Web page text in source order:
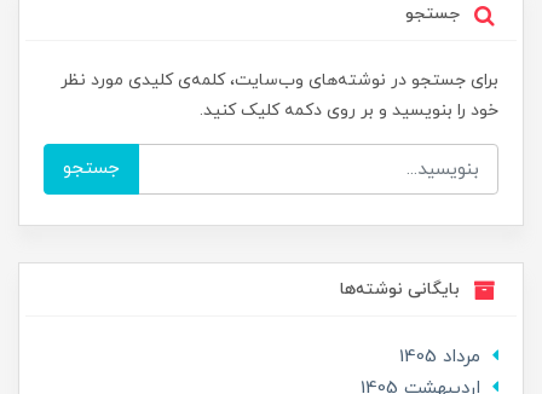
جستجو
برای جستجو در نوشته‌های وب‌سایت، کلمه‌ی کلیدی مورد نظر
خود را بنویسید و بر روی دکمه کلیک کنید.
جستجو
بایگانی نوشته‌ها
مرداد 1405